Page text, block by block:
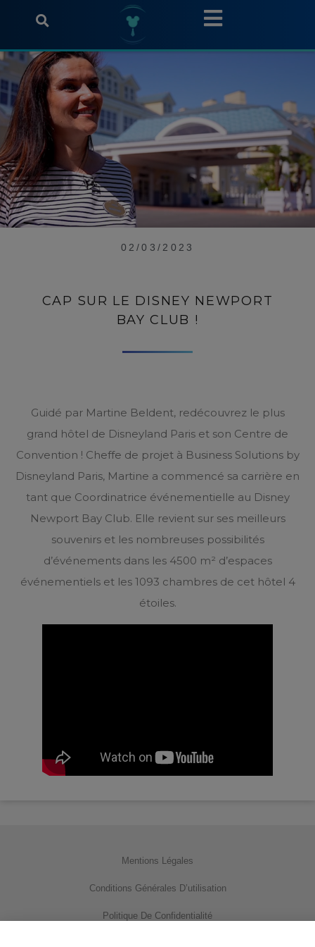
02/03/2023
CAP SUR LE DISNEY NEWPORT
BAY CLUB !
Guidé par Martine Beldent, redécouvrez le plus
grand hôtel de Disneyland Paris et son Centre de
Convention ! Cheffe de projet à Business Solutions by
Disneyland Paris, Martine a commencé sa carrière en
tant que Coordinatrice événementielle au Disney
Newport Bay Club. Elle revient sur ses meilleurs
souvenirs et les nombreuses possibilités
d’événements dans les 4500 m² d’espaces
événementiels et les 1093 chambres de cet hôtel 4
étoiles.
Mentions Légales
Conditions Générales D’utilisation
Politique De Confidentialité